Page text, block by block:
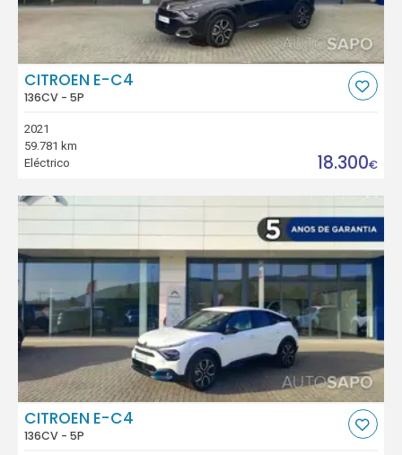
CITROEN E-C4
136CV - 5P
2021
59.781 km
Eléctrico
18.300€
CITROEN E-C4
136CV - 5P